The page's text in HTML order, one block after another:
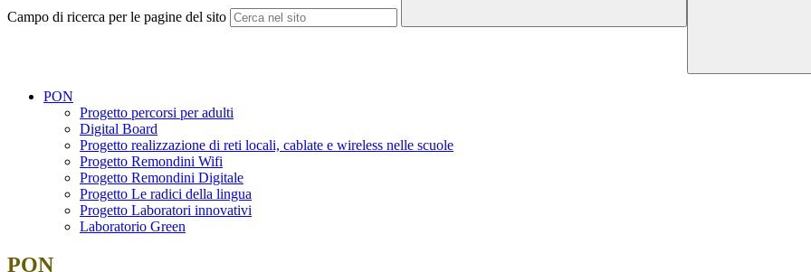
Campo di ricerca per le pagine del sito
PON
Progetto percorsi per adulti
Digital Board
Progetto realizzazione di reti locali, cablate e wireless nelle scuole
Progetto Remondini Wifi
Progetto Remondini Digitale
Progetto Le radici della lingua
Progetto Laboratori innovativi
Laboratorio Green
PON